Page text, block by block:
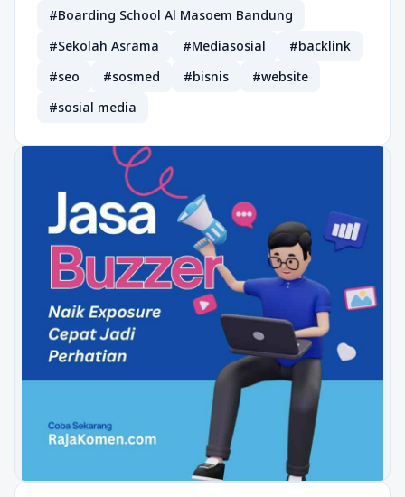
#Boarding School Al Masoem Bandung
#Sekolah Asrama
#Mediasosial
#backlink
#seo
#sosmed #bisnis
#website
#sosial media